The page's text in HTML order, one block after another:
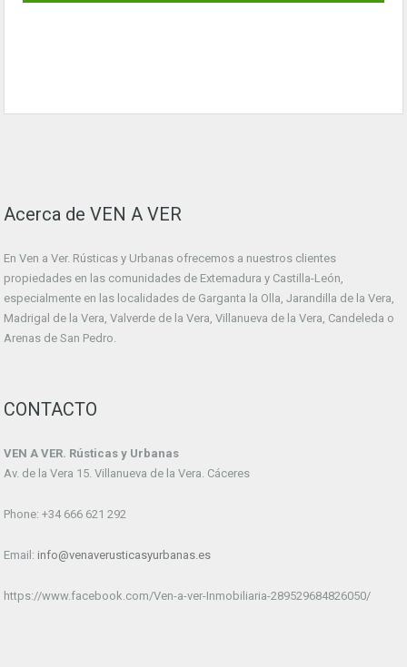
Acerca de VEN A VER
En Ven a Ver. Rústicas y Urbanas ofrecemos a nuestros clientes
propiedades en las comunidades de Extemadura y Castilla-León,
especialmente en las localidades de Garganta la Olla, Jarandilla de la Vera,
Madrigal de la Vera, Valverde de la Vera, Villanueva de la Vera, Candeleda o
Arenas de San Pedro.
CONTACTO
VEN A VER. Rústicas y Urbanas
Av. de la Vera 15. Villanueva de la Vera. Cáceres
Phone: +34 666 621 292
Email: info@venaverusticasyurbanas.es
https://www.facebook.com/Ven-a-ver-Inmobiliaria-289529684826050/